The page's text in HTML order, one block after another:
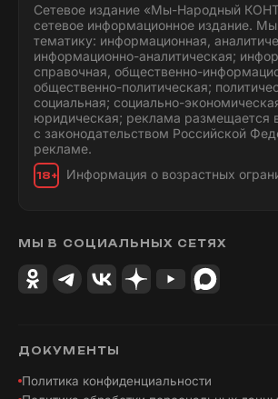
Сетевое издание «Мы-Народный
сетевое информационное издание.
тематику: информационная,
информационно-аналитическая;
справочная, общественно-
общественно-политическая;
социальная; социально-
юридическая; реклама размещается
с законодательством Российской
рекламе.
18+ Информация о возрастных
МЫ В СОЦИАЛЬНЫХ СЕТЯХ
ДОКУМЕНТЫ
Политика конфиденциальности